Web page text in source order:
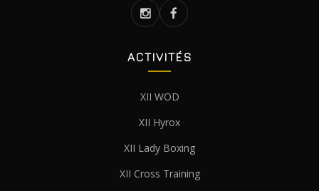
ACTIVITÉS
XII WOD
XII Hyrox
XII Lady Boxing
XII Cross Training